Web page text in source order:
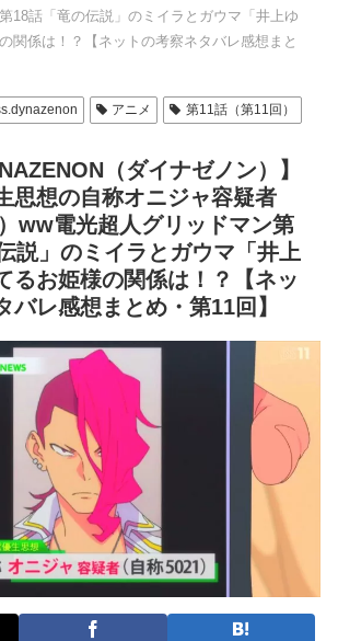
18話「竜の伝説」のミイラとガウマ「井上ゆ
関係は！？【ネットの考察ネタバレ感想まと
アニメ 第11話（第11回）
（ダイナゼノン）】
思想の自称オニジャ容疑者
）ww電光超人グリッドマン第
説」のミイラとガウマ「井上
るお姫様の関係は！？【ネッ
バレ感想まとめ・第11回】